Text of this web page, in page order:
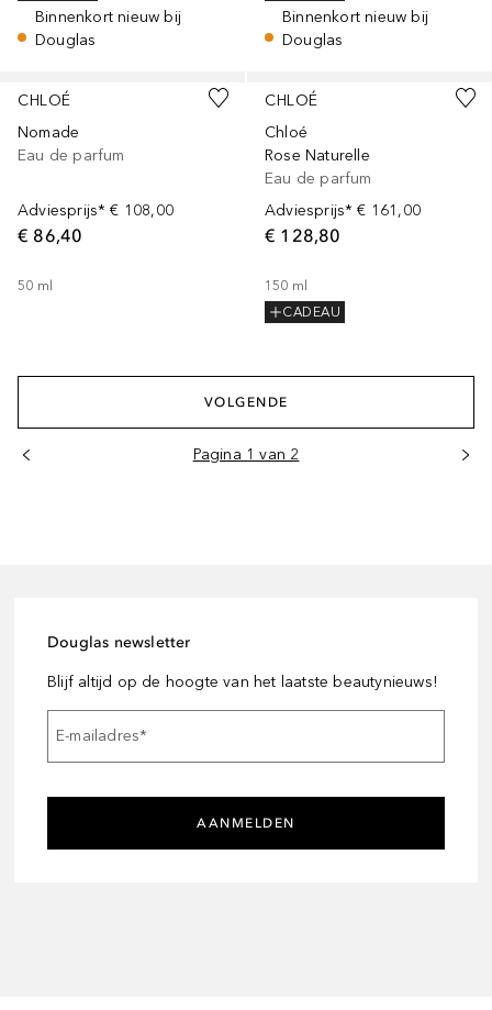
Binnenkort nieuw bij
Douglas
Binnenkort nieuw bij
Douglas
CHLOÉ
Nomade
Eau de parfum
Adviesprijs* € 108,00
€ 86,40
50 ml
CHLOÉ
Chloé
Rose Naturelle
Eau de parfum
Adviesprijs* € 161,00
€ 128,80
150 ml
CADEAU
VOLGENDE
Pagina 1 van 2
Douglas newsletter
Blijf altijd op de hoogte van het laatste beautynieuws!
E-mailadres*
AANMELDEN